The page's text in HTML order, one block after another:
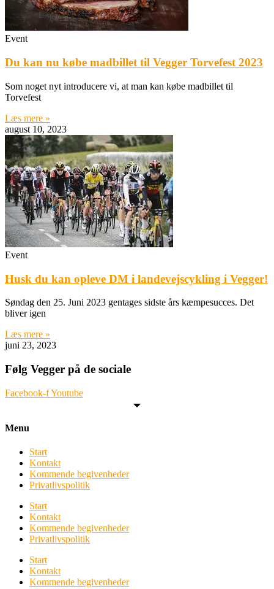
Event
Du kan nu købe madbillet til Vegger Torvefest 2023
Som noget nyt introducere vi, at man kan købe madbillet til
Torvefest
Læs mere »
august 10, 2023
Event
Husk du kan opleve DM i landevejscykling i Vegger!
Søndag den 25. Juni 2023 gentages sidste års kæmpesucces. Det
bliver igen
Læs mere »
juni 23, 2023
Følg Vegger på de sociale
Facebook-fYoutube
Menu
Start
Kontakt
Kommende begivenheder
Privatlivspolitik
Start
Kontakt
Kommende begivenheder
Privatlivspolitik
Start
Kontakt
Kommende begivenheder